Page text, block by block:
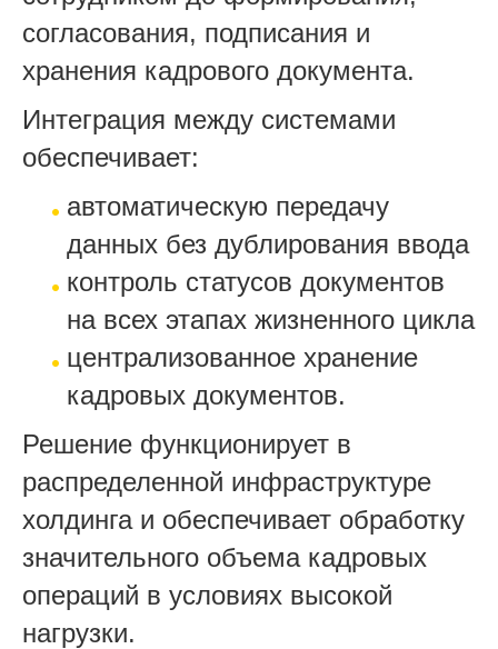
согласования, подписания и
хранения кадрового документа.
Интеграция между системами
обеспечивает:
автоматическую передачу
данных без дублирования ввода
контроль статусов документов
на всех этапах жизненного цикла
централизованное хранение
кадровых документов.
Решение функционирует в
распределенной инфраструктуре
холдинга и обеспечивает обработку
значительного объема кадровых
операций в условиях высокой
нагрузки.